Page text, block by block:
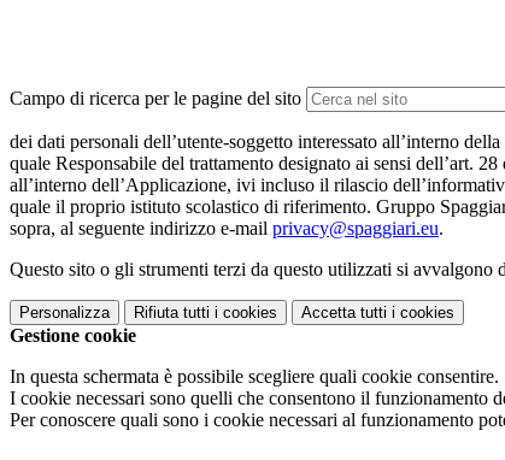
Campo di ricerca per le pagine del sito
dei dati personali dell’utente-soggetto interessato all’interno
quale Responsabile del trattamento designato ai sensi dell’art.
all’interno dell’Applicazione, ivi incluso il rilascio
quale il proprio istituto scolastico di riferimento. Gruppo
sopra, al seguente indirizzo e-mail privacy@spaggiari.eu.
Questo sito o gli strumenti terzi da questo utilizzati si
Personalizza Rifiuta tutti i cookies Accetta tutti i cookies
Gestione cookie
In questa schermata è possibile scegliere quali cookie consentire.
I cookie necessari sono quelli che consentono il funzionamento
Per conoscere quali sono i cookie necessari al funzionamento